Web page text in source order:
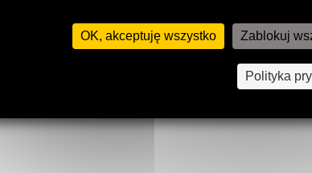
OK, akceptuję wszystko Zablokuj
Polityka